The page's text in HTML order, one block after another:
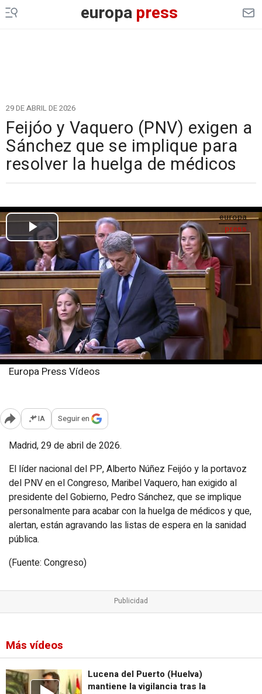
europapress
29 DE ABRIL DE 2026
Feijóo y Vaquero (PNV) exigen a
Sánchez que se implique para
resolver la huelga de médicos
Europa Press Vídeos
Abrir opciones para compartir
IA Seguir en
Madrid, 29 de abril de 2026.
El líder nacional del PP, Alberto Núñez Feijóo y la portavoz
del PNV en el Congreso, Maribel Vaquero, han exigido al
presidente del Gobierno, Pedro Sánchez, que se implique
personalmente para acabar con la huelga de médicos y que,
alertan, están agravando las listas de espera en la sanidad
pública.
(Fuente: Congreso)
Más vídeos
Lucena del Puerto (Huelva)
mantiene la vigilancia tras la